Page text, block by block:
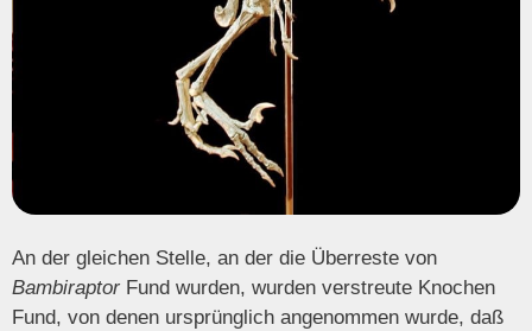
An der gleichen Stelle, an der die Überreste von
Bambiraptor Fund wurden, wurden verstreute Knochen
Fund, von denen ursprünglich angenommen wurde, daß